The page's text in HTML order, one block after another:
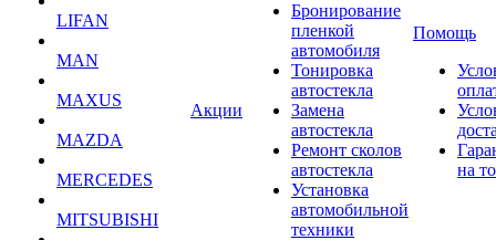
LIFAN
MAN
MAXUS
MAZDA
MERCEDES
MITSUBISHI
Акции
Бронирование
пленкой
автомобиля
Тонировка
автостекла
Замена
автостекла
Ремонт сколов
автостекла
Установка
автомобильной
техники
Помощь
на